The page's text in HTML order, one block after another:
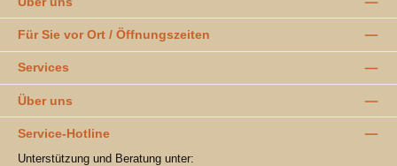
Für Sie vor Ort / Öffnungszeiten
Services
Über uns
Service-Hotline
Unterstützung und Beratung unter: